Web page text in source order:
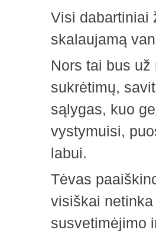
Visi dabartiniai
skalaujamą
Nors tai bus
sukrėtimų,
sąlygas, kuo
vystymuisi,
labui.
Tėvas
visiškai
susvetimėjimo